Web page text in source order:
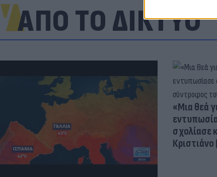
ΑΠΟ ΤΟ ΔΙΚΤΥΟ
«Μια θεά
σχολίασε